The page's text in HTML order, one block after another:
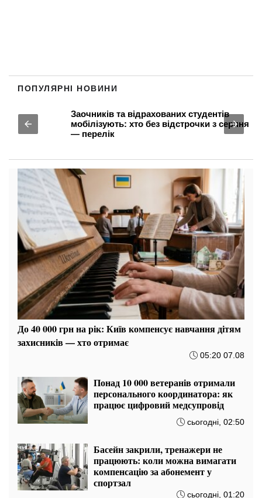
ПОПУЛЯРНІ НОВИНИ
Заочників та відрахованих студентів
мобілізують: хто без відстрочки з серпня
— перелік
До 40 000 грн на рік: Київ компенсує навчання дітям
захисників — хто отримає
05:20 07.08
Понад 10 000 ветеранів отримали
персонального координатора: як
працює цифровий медсупровід
сьогодні, 02:50
Басейн закрили, тренажери не
працюють: коли можна вимагати
компенсацію за абонемент у
спортзал
сьогодні, 01:20